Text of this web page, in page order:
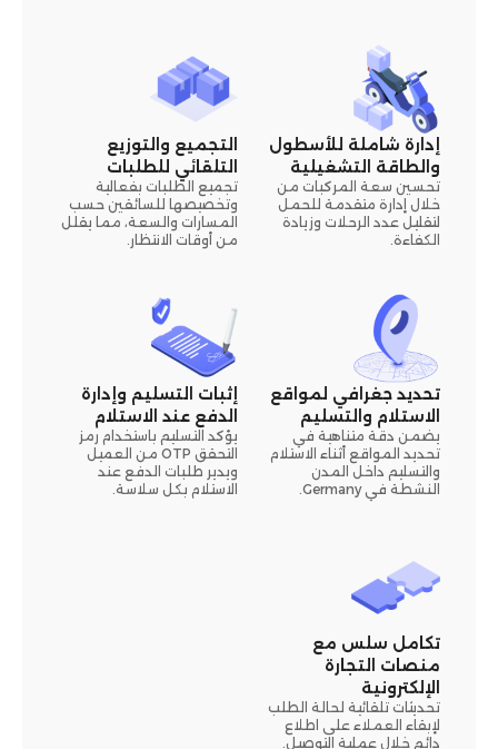
إدارة شاملة للأسطول
والطاقة التشغيلية
تحسين سعة المركبات من
خلال إدارة متقدمة للحمل
لتقليل عدد الرحلات وزيادة
الكفاءة.
التجميع والتوزيع
التلقائي للطلبات
تجميع الطلبات بفعالية
وتخصيصها للسائقين حسب
المسارات والسعة، مما يقلل
من أوقات الانتظار.
تحديد جغرافي لمواقع
الاستلام والتسليم
يضمن دقة متناهية في
تحديد المواقع أثناء الاستلام
والتسليم داخل المدن
النشطة في Germany.
إثبات التسليم وإدارة
الدفع عند الاستلام
يؤكد التسليم باستخدام رمز
التحقق OTP من العميل
ويدير طلبات الدفع عند
الاستلام بكل سلاسة.
تكامل سلس مع
منصات التجارة
الإلكترونية
تحديثات تلقائية لحالة الطلب
لإبقاء العملاء على اطلاع
دائم خلال عملية التوصيل.